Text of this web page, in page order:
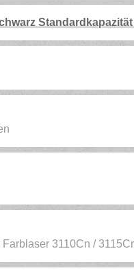
3110Cn /